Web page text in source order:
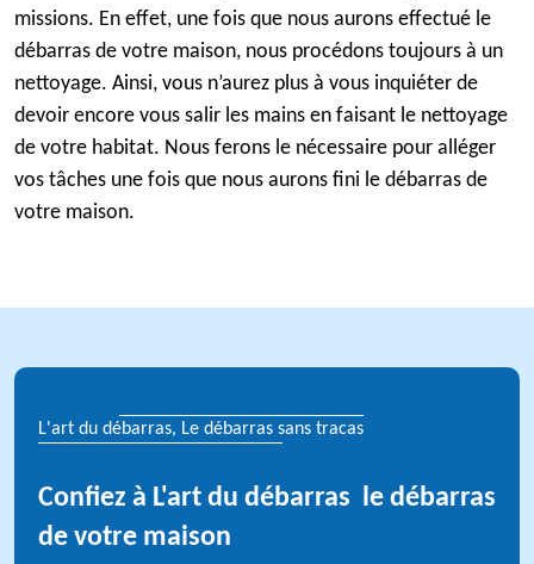
missions. En effet, une fois que nous aurons effectué le
débarras de votre maison, nous procédons toujours à un
nettoyage. Ainsi, vous n’aurez plus à vous inquiéter de
devoir encore vous salir les mains en faisant le nettoyage
de votre habitat. Nous ferons le nécessaire pour alléger
vos tâches une fois que nous aurons fini le débarras de
votre maison.
L'art du débarras, Le débarras sans tracas
Confiez à L'art du débarras le débarras
de votre maison